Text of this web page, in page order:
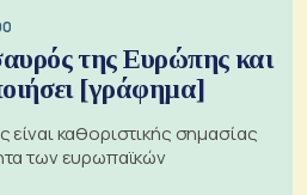
της Ευρώπης και
[γράφημα]
είναι καθοριστικής σημασίας
των ευρωπαϊκών